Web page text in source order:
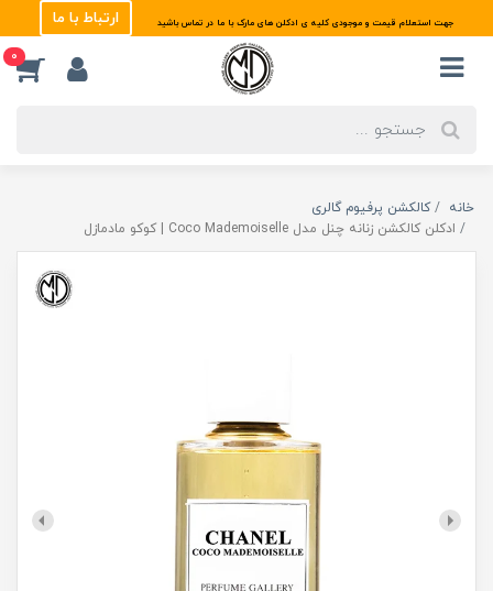
جهت استعلام قیمت و موجودی کلیه ی ادکلن های مارک با ما در تماس باشید ارتباط با ما
0
خانه
کالکشن پرفیوم گالری
ادکلن کالکشن زنانه چنل مدل Coco Mademoiselle | کوکو مادمازل